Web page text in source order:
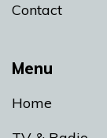
Menu
Home
Contact